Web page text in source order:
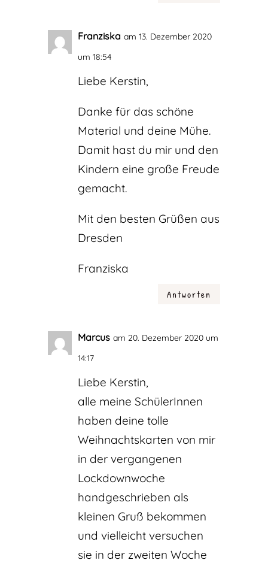
Franziska am 13. Dezember 2020
um 18:54
Liebe Kerstin,
Danke für das schöne
Material und deine Mühe.
Damit hast du mir und den
Kindern eine große Freude
gemacht.
Mit den besten Grüßen aus
Dresden
Franziska
Antworten
Marcus am 20. Dezember 2020 um
14:17
Liebe Kerstin,
alle meine SchülerInnen
haben deine tolle
Weihnachtskarten von mir
in der vergangenen
Lockdownwoche
handgeschrieben als
kleinen Gruß bekommen
und vielleicht versuchen
sie in der zweiten Woche